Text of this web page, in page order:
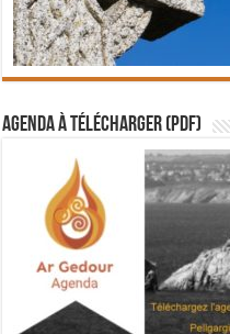
Agenda à télécharger (PDF)